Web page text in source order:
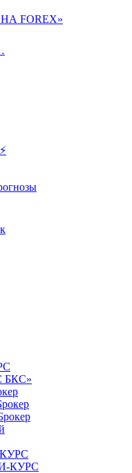
FOREX»
БКС»
КУРС
КУРС